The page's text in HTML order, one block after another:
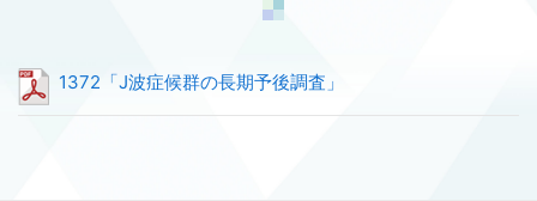
1372「J波症候群の長期予後調査」